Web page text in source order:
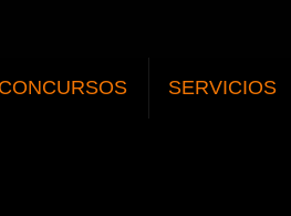
CONCURSOS SERVICIOS